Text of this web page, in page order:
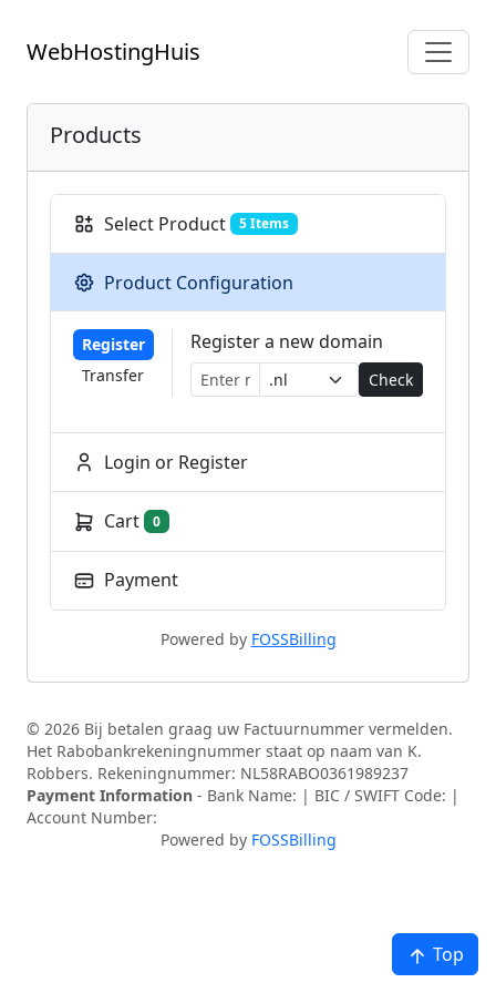
WebHostingHuis
Products
Select Product 5 Items
Product Configuration
Register
Transfer
Register a new domain
Check
Login or Register
Cart 0
Payment
Powered by FOSSBilling
© 2026 Bij betalen graag uw Factuurnummer vermelden.
Het Rabobankrekeningnummer staat op naam van K.
Robbers. Rekeningnummer: NL58RABO0361989237
Payment Information - Bank Name: | BIC / SWIFT Code: |
Account Number:
Powered by FOSSBilling
Top